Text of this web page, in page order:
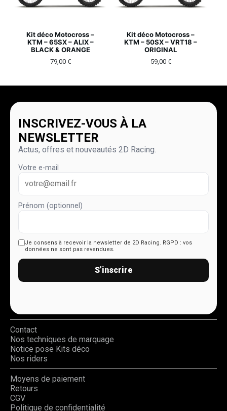
Kit déco Motocross –
KTM – 65SX – ALIX –
BLACK & ORANGE
79,00 €
Kit déco Motocross –
KTM – 50SX – VRT18 –
ORIGINAL
59,00 €
INSCRIVEZ-VOUS À LA
NEWSLETTER
Actus, offres et nouveautés 2D Racing.
Votre e-mail
Prénom (optionnel)
Je consens à recevoir la newsletter de 2D Racing. RGPD : vos
données ne sont pas revendues.
S’inscrire
Contact
Nos techniques de marquage
Notice pose Kits déco
Nos riders
Moyens de paiement
Retours
CGV
Politique de confidentialité